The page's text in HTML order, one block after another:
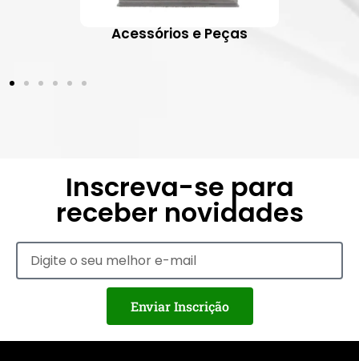
Acessórios e Peças
Inscreva-se para
receber novidades
Enviar Inscrição